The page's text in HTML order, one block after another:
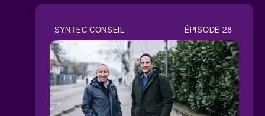
SYNTEC CONSEIL ÉPISODE 28